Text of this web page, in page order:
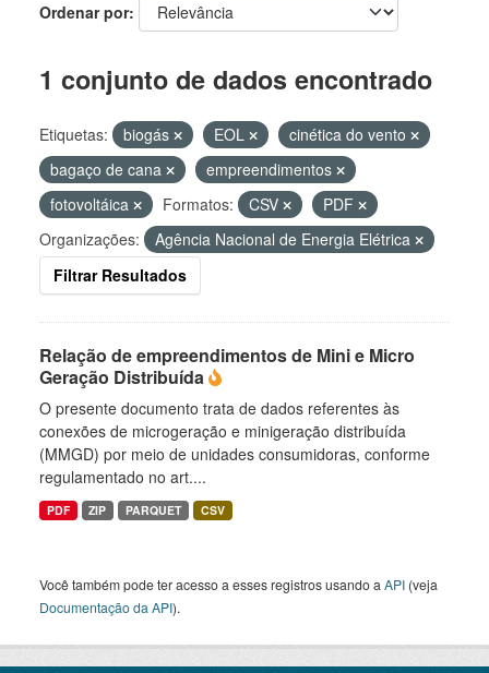
Ordenar por
1 conjunto de dados encontrado
Etiquetas: biogás EOL
cinética do vento
bagaço de cana
empreendimentos
fotovoltáica
Formatos: CSV
PDF
Organizações:
Agência Nacional de Energia Elétrica
Filtrar Resultados
Relação de empreendimentos de Mini e Micro
Geração Distribuída
O presente documento trata de dados referentes às
conexões de microgeração e minigeração distribuída
(MMGD) por meio de unidades consumidoras, conforme
regulamentado no art....
PDF ZIP PARQUET CSV
Você também pode ter acesso a esses registros usando a API (veja
Documentação da API).